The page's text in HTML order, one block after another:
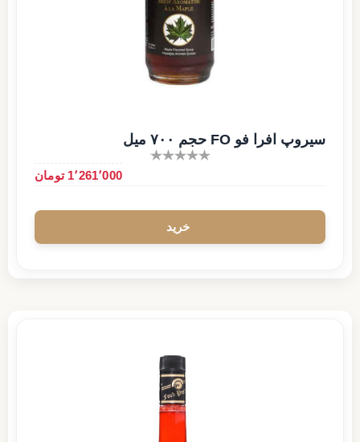
سیروپ افرا فو FO حجم ۷۰۰ میل
1٬261٬000 تومان